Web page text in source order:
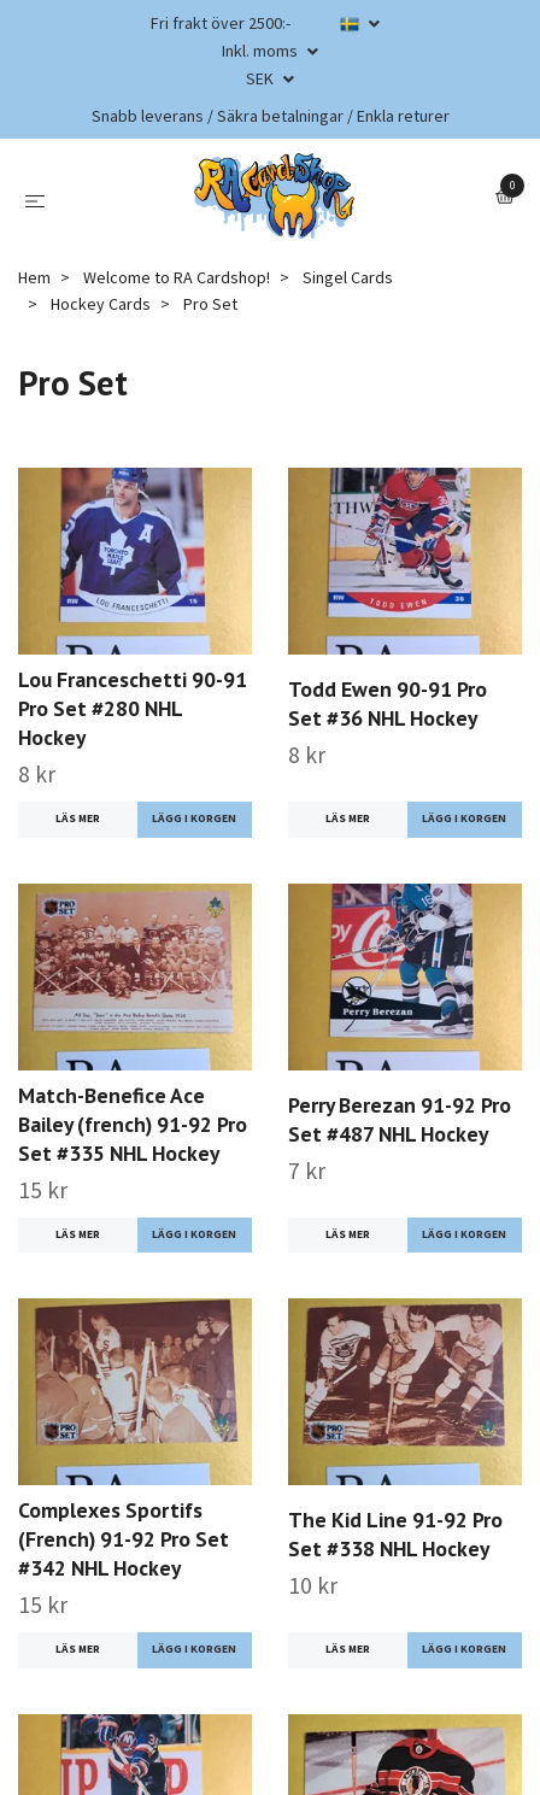
Fri frakt över 2500:-
Inkl. moms
SEK
Snabb leverans / Säkra betalningar / Enkla returer
0
Hem Welcome to RA Cardshop!
Singel Cards
Hockey Cards
Pro Set
Pro Set
Lou Franceschetti 90-91
Pro Set #280 NHL
Hockey
8 kr
LÄS MER
Todd Ewen 90-91 Pro
Set #36 NHL Hockey
8 kr
LÄS MER
Match-Benefice Ace
Bailey (french) 91-92 Pro
Set #335 NHL Hockey
15 kr
LÄS MER
Perry Berezan 91-92 Pro
Set #487 NHL Hockey
7 kr
LÄS MER
Complexes Sportifs
(French) 91-92 Pro Set
#342 NHL Hockey
15 kr
LÄS MER
The Kid Line 91-92 Pro
Set #338 NHL Hockey
10 kr
LÄS MER